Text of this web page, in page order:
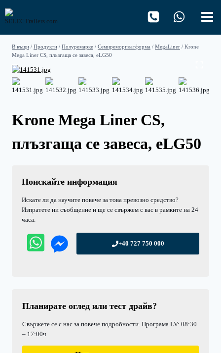
съдържанието
В къщи / Продукти / Полуремарке / Семиреморплатформа / MegaLiner / Krone
Mega Liner CS, плъзгаща се завеса, eLG50
Krone Mega Liner CS,
плъзгаща се завеса, eLG50
Поискайте информация
Искате ли да научите повече за това превозно средство?
Изпратете ни съобщение и ще се свържем с вас в рамките на 24
часа.
+40 727 750 000
Планирате оглед или тест драйв?
Свържете се с нас за повече подробности. Програма LV: 08:30
– 17:00ч